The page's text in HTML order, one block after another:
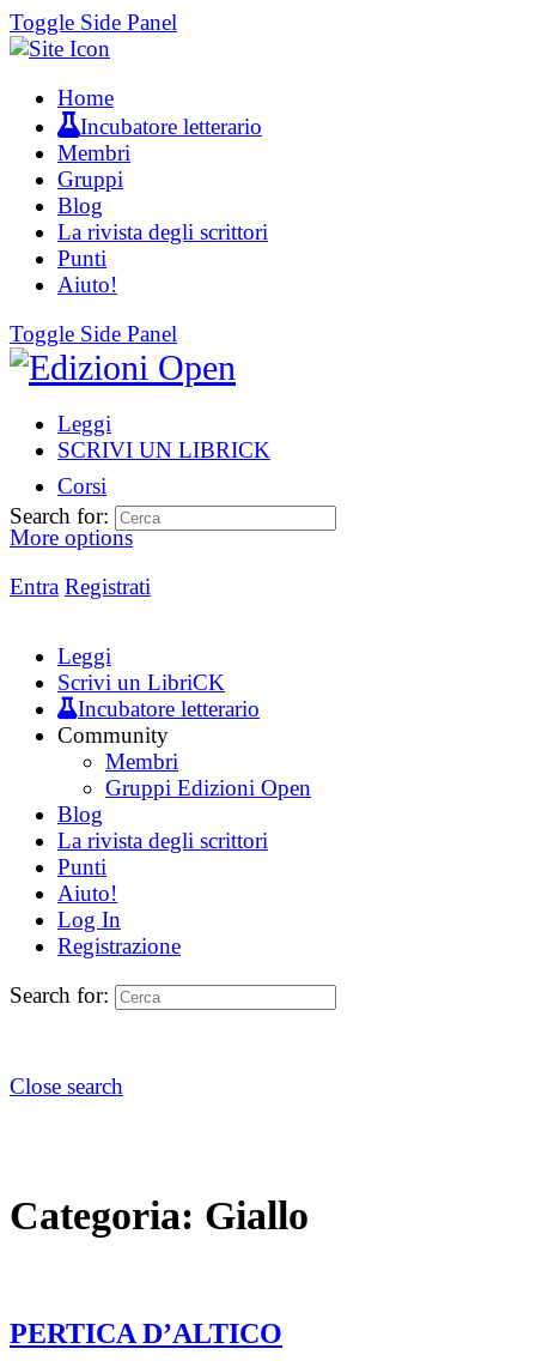
Toggle Side Panel
Home
Incubatore letterario
Membri
Gruppi
Blog
La rivista degli scrittori
Punti
Aiuto!
Toggle Side Panel
Leggi
SCRIVI UN LIBRICK
Corsi
More options
Entra Registrati
Search for:
Leggi
Scrivi un LibriCK
Incubatore letterario
Community
Membri
Gruppi Edizioni Open
Blog
La rivista degli scrittori
Punti
Aiuto!
Log In
Registrazione
Search for:
Close search
Categoria: Giallo
PERTICA D’ALTICO